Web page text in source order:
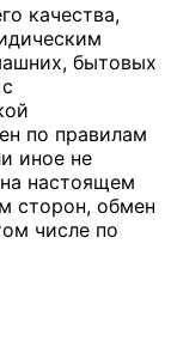
качества,
бытовых
по правилам
иное не
настоящем
сторон, обмен
числе по